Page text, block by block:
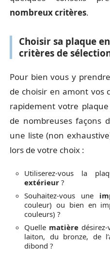
nombreuxcritères.
Choisir sa plaque
critères de
Pour bien vous y
de choisir en amont vos
rapidement votre
de nombreuses façons
une liste (non
lors de votre choix :
Utiliserez-vous la
extérieur ?
Souhaitez-vous une
couleur) ou bien en
couleurs) ?
Quelle matière
laiton, du bronze, de
dibond ?